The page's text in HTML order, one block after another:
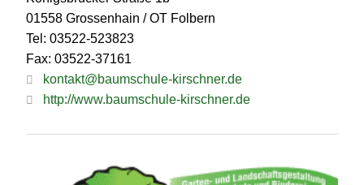
01558 Grossenhain / OT Folbern
Tel: 03522-523823
Fax: 03522-37161
kontakt@baumschule-kirschner.de
http://www.baumschule-kirschner.de